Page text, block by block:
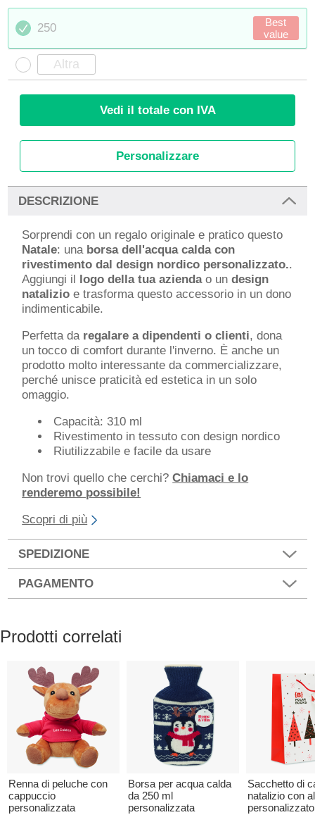
250
Best
value
Vedi il totale con IVA
Personalizzare
DESCRIZIONE
Sorprendi con un regalo originale e pratico questo
Natale: una borsa dell'acqua calda con
rivestimento dal design nordico personalizzato..
Aggiungi il logo della tua aziendao undesign
natalizio e trasforma questo accessorio in un dono
indimenticabile.
Perfetta da regalare a dipendenti o clienti, dona
un tocco di comfort durante l'inverno. È anche un
prodotto molto interessante da commercializzare,
perché unisce praticità ed estetica in un solo
omaggio.
Capacità: 310 ml
Rivestimento in tessuto con design nordico
Riutilizzabile e facile da usare
Non trovi quello che cerchi?Chiamaci e lo
renderemo possibile!
Scopri di più
SPEDIZIONE
PAGAMENTO
Prodotti correlati
Renna di peluche con
cappuccio
personalizzata
Borsa per acqua calda
da 250 ml
personalizzata
Sacchetto di
natalizio con
personalizzato